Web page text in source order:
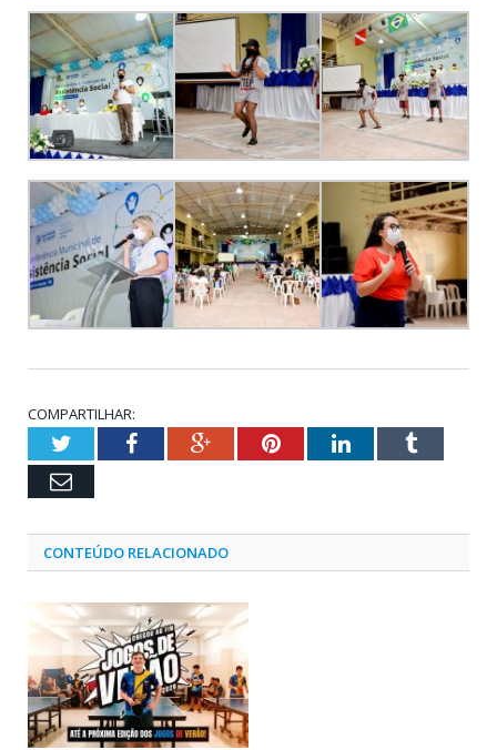
COMPARTILHAR:
TwitterFacebookGoogle+PinterestLinkedInTumblr
Email
CONTEÚDO RELACIONADO